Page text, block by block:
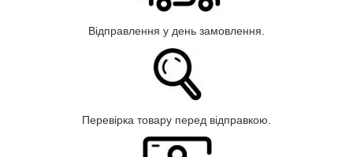
Відправлення у день замовлення.
Перевірка товару перед відправкою.